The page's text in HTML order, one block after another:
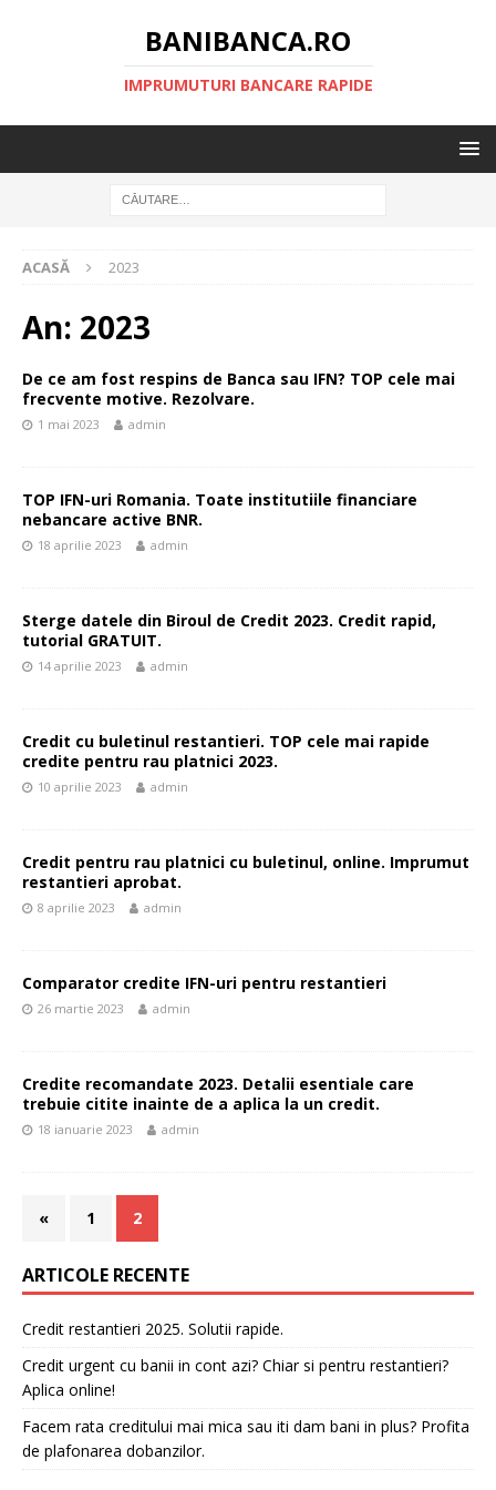
BANIBANCA.RO
IMPRUMUTURI BANCARE RAPIDE
ACASĂ 2023
An: 2023
De ce am fost respins de Banca sau IFN? TOP cele mai
frecvente motive. Rezolvare.
1 mai 2023 admin
TOP IFN-uri Romania. Toate institutiile financiare
nebancare active BNR.
18 aprilie 2023 admin
Sterge datele din Biroul de Credit 2023. Credit rapid,
tutorial GRATUIT.
14 aprilie 2023 admin
Credit cu buletinul restantieri. TOP cele mai rapide
credite pentru rau platnici 2023.
10 aprilie 2023 admin
Credit pentru rau platnici cu buletinul, online. Imprumut
restantieri aprobat.
8 aprilie 2023 admin
Comparator credite IFN-uri pentru restantieri
26 martie 2023 admin
Credite recomandate 2023. Detalii esentiale care
trebuie citite inainte de a aplica la un credit.
18 ianuarie 2023 admin
« 1 2
ARTICOLE RECENTE
Credit restantieri 2025. Solutii rapide.
Credit urgent cu banii in cont azi? Chiar si pentru restantieri?
Aplica online!
Facem rata creditului mai mica sau iti dam bani in plus? Profita
de plafonarea dobanzilor.